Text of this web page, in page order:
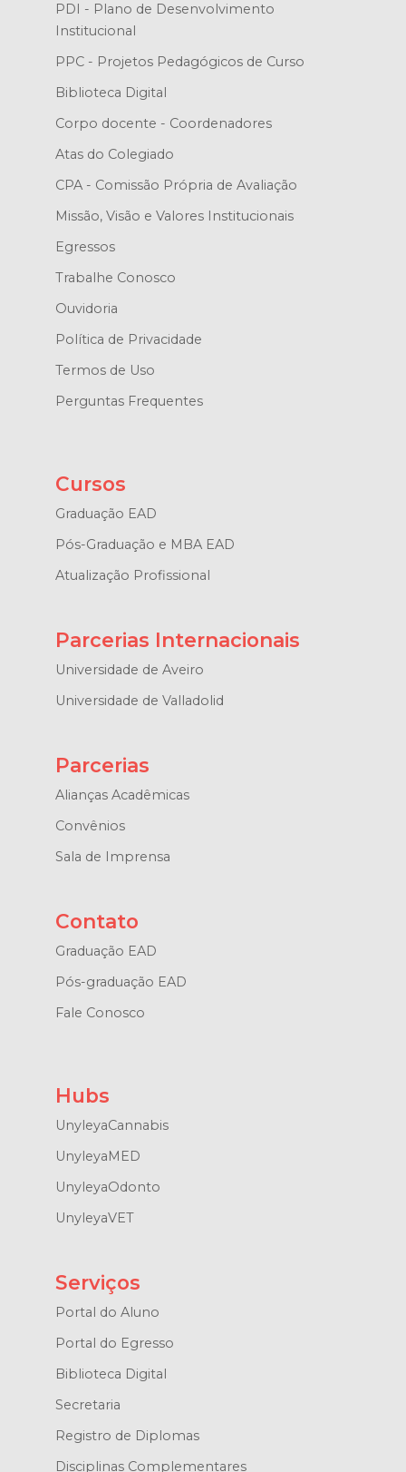
PDI - Plano de Desenvolvimento
Institucional
PPC - Projetos Pedagógicos de Curso
Biblioteca Digital
Corpo docente - Coordenadores
Atas do Colegiado
CPA - Comissão Própria de Avaliação
Missão, Visão e Valores Institucionais
Egressos
Trabalhe Conosco
Ouvidoria
Política de Privacidade
Termos de Uso
Perguntas Frequentes
Cursos
Graduação EAD
Pós-Graduação e MBA EAD
Atualização Profissional
Parcerias Internacionais
Universidade de Aveiro
Universidade de Valladolid
Parcerias
Alianças Acadêmicas
Convênios
Sala de Imprensa
Contato
Graduação EAD
Pós-graduação EAD
Fale Conosco
Hubs
UnyleyaCannabis
UnyleyaMED
UnyleyaOdonto
UnyleyaVET
Serviços
Portal do Aluno
Portal do Egresso
Biblioteca Digital
Secretaria
Registro de Diplomas
Disciplinas Complementares